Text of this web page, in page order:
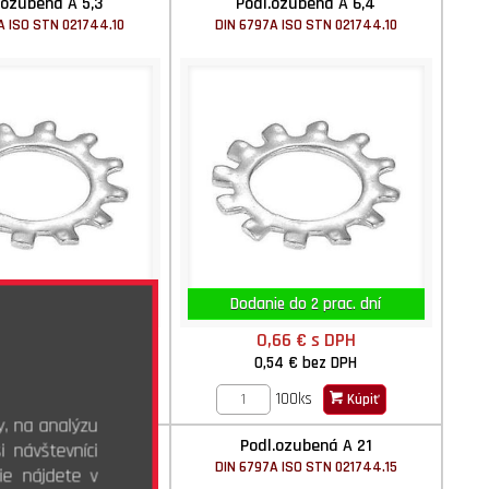
ISO STN 021744.10 DIN 6797A ISO STN 021744.10
Dodanie do 2 prac. dní
0,66 € s DPH
0,54 €bez DPH
100ks
Kúpiť
A 17
ISO STN 021744.10
Podl.ozubená A 21
DIN 6797A ISO STN 021744.15
na analýzu
návštevníci
nájdete v